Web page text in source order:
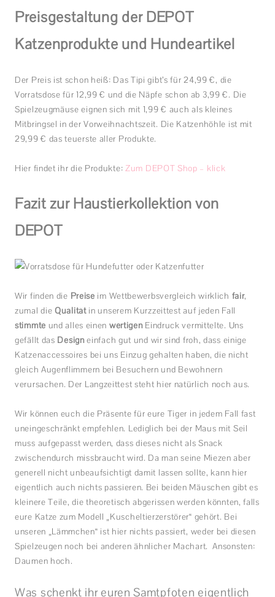
Preisgestaltung der DEPOT
Katzenprodukte und Hundeartikel
Der Preis ist schon heiß: Das Tipi gibt’s für 24,99 €, die
Vorratsdose für 12,99 € und die Näpfe schon ab 3,99 €. Die
Spielzeugmäuse eignen sich mit 1,99 € auch als kleines
Mitbringsel in der Vorweihnachtszeit. Die Katzenhöhle ist mit
29,99 € das teuerste aller Produkte.
Hier findet ihr die Produkte: Zum DEPOT Shop – klick
Fazit zur Haustierkollektion von
DEPOT
Wir finden die Preise im Wettbewerbsvergleich wirklich fair,
zumal die Qualitätin unserem Kurzzeittest auf jeden Fall
stimmte und alles einen wertigen Eindruck vermittelte. Uns
gefällt das Design einfach gut und wir sind froh, dass einige
Katzenaccessoires bei uns Einzug gehalten haben, die nicht
gleich Augenflimmern bei Besuchern und Bewohnern
verursachen. Der Langzeittest steht hier natürlich noch aus.
Wir können euch die Präsente für eure Tiger in jedem Fall fast
uneingeschränkt empfehlen. Lediglich bei der Maus mit Seil
muss aufgepasst werden, dass dieses nicht als Snack
zwischendurch missbraucht wird. Da man seine Miezen aber
generell nicht unbeaufsichtigt damit lassen sollte, kann hier
eigentlich auch nichts passieren. Bei beiden Mäuschen gibt es
kleinere Teile, die theoretisch abgerissen werden könnten, falls
eure Katze zum Modell „Kuscheltierzerstörer“ gehört. Bei
unseren „Lämmchen“ ist hier nichts passiert, weder bei diesen
Spielzeugen noch bei anderen ähnlicher Machart. Ansonsten:
Daumen hoch.
Was schenkt ihr euren Samtpfoten eigentlich